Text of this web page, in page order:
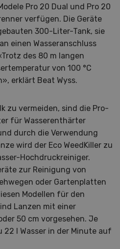
Pro 20 Dual und Pro 20
verfügen. Die Geräte
300-Liter-Tank, sie
einen Wasseranschluss
des 80 m langen
von 100 °C
erklärt Beat Wyss.
zu vermeiden, sind die Pro-
für Wasserenthärter
durch die Verwendung
wird der Eco WeedKiller zu
Hochdruckreiniger.
zur Reinigung von
oder Gartenplatten
Modellen für den
Lanzen mit einer
50 cm vorgesehen. Je
22 l Wasser in der Minute auf